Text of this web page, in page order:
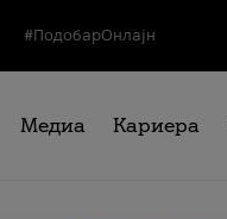
#ПодобарОнлајн
Медиа Кариера